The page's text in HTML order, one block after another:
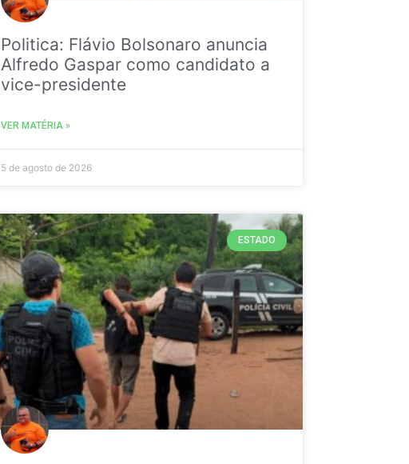
Politica: Flávio Bolsonaro anuncia
Alfredo Gaspar como candidato a
vice-presidente
VER MATÉRIA »
5 de agosto de 2026
ESTADO